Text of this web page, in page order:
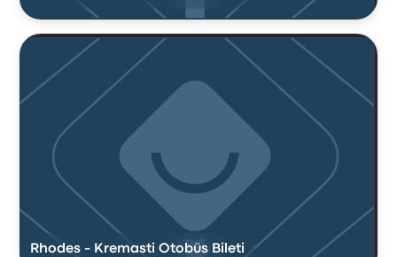
Rhodes - Kremasti Otobüs Bileti